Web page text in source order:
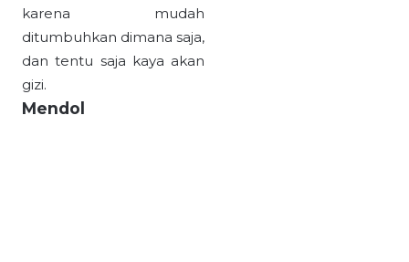
karena mudah
ditumbuhkan dimana saja,
dan tentu saja kaya akan
gizi.
Mendol